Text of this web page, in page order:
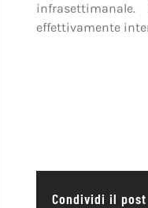
effettivamente
Condividi il post